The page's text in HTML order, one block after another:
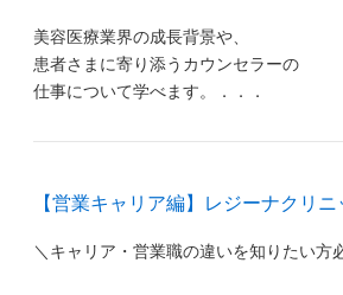
美容医療業界の成長背景や、
患者さまに寄り添うカウンセラーの
仕事について学べます。．．．
【営業キャリア編】レジーナクリ
＼キャリア・営業職の違いを知りたい方